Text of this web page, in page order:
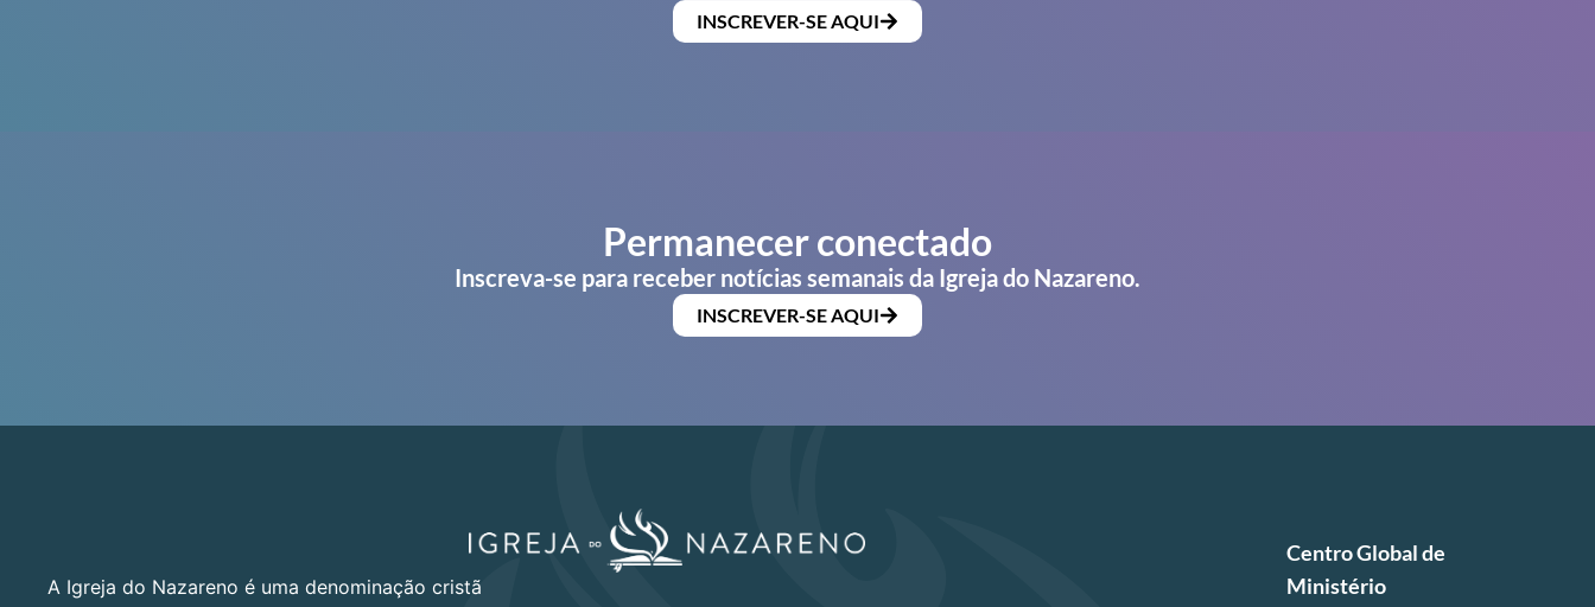
INSCREVER-SE AQUI
Permanecer conectado
Inscreva-se para receber notícias semanais da Igreja do Nazareno.
INSCREVER-SE AQUI
A Igreja do Nazareno é uma denominação cristã
Centro Global de
Ministério